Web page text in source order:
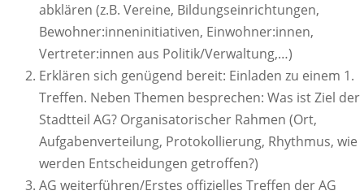
abklären (z.B. Vereine, Bildungseinrichtungen,
Bewohner:inneninitiativen, Einwohner:innen,
Vertreter:innen aus Politik/Verwaltung,…)
Erklären sich genügend bereit: Einladen zu einem 1.
Treffen. Neben Themen besprechen: Was ist Ziel der
Stadtteil AG? Organisatorischer Rahmen (Ort,
Aufgabenverteilung, Protokollierung, Rhythmus, wie
werden Entscheidungen getroffen?)
AG weiterführen/Erstes offizielles Treffen der AG